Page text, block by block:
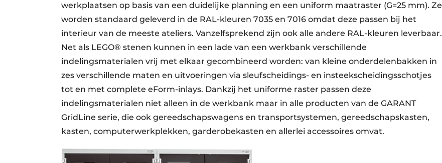
werkplaatsen op basis van een duidelijke planning en een uniform maatraster (G=25 mm). Ze
worden standaard geleverd in de RAL-kleuren 7035 en 7016 omdat deze passen bij het
interieur van de meeste ateliers. Vanzelfsprekend zijn ook alle andere RAL-kleuren leverbaar.
Net als LEGO® stenen kunnen in een lade van een werkbank verschillende
indelingsmaterialen vrij met elkaar gecombineerd worden: van kleine onderdelenbakken in
zes verschillende maten en uitvoeringen via sleufscheidings- en insteekscheidingsschotjes
tot en met complete eForm-inlays. Dankzij het uniforme raster passen deze
indelingsmaterialen niet alleen in de werkbank maar in alle producten van de GARANT
GridLine serie, die ook gereedschapswagens en transportsystemen, gereedschapskasten,
kasten, computerwerkplekken, garderobekasten en allerlei accessoires omvat.